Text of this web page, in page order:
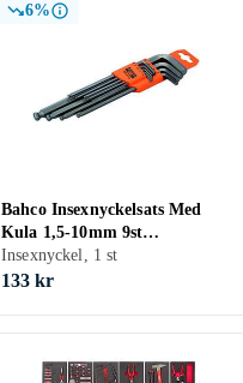
6%
Bahco Insexnyckelsats Med
Kula 1,5-10mm 9st
Svartoxiderad BE-9770
Insexnyckel, 1 st
133 kr